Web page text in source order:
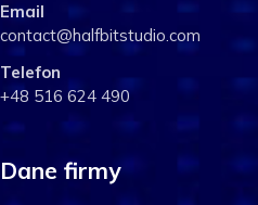
Email
contact@halfbitstudio.com
Telefon
+48 516 624 490
Dane firmy